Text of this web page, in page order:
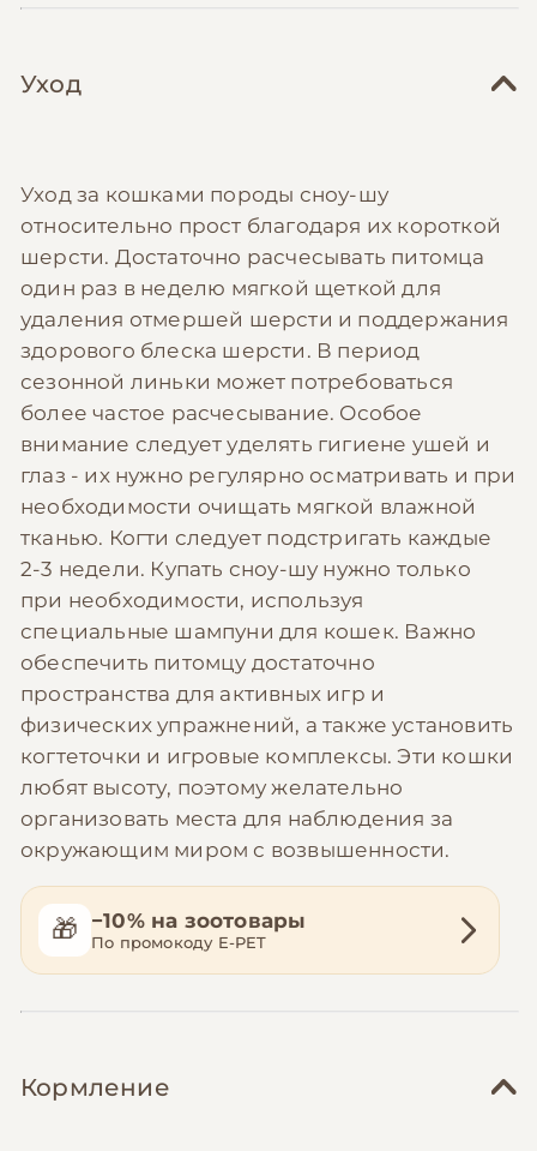
Уход
Уход за кошками породы сноу-шу
относительно прост благодаря их короткой
шерсти. Достаточно расчесывать питомца
один раз в неделю мягкой щеткой для
удаления отмершей шерсти и поддержания
здорового блеска шерсти. В период
сезонной линьки может потребоваться
более частое расчесывание. Особое
внимание следует уделять гигиене ушей и
глаз - их нужно регулярно осматривать и при
необходимости очищать мягкой влажной
тканью. Когти следует подстригать каждые
2-3 недели. Купать сноу-шу нужно только
при необходимости, используя
специальные шампуни для кошек. Важно
обеспечить питомцу достаточно
пространства для активных игр и
физических упражнений, а также установить
когтеточки и игровые комплексы. Эти кошки
любят высоту, поэтому желательно
организовать места для наблюдения за
окружающим миром с возвышенности.
🎁 −10% на зоотовары
По промокоду E-PET
Кормление